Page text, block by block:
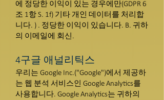
에 정당한 이익이 있는 경우에만(GDPR 6
조 1항 S. 1f) 기타 개인 데이터를 처리합
니다. ) . 정당한 이익이 있습니다. B. 귀하
의 이메일에 회신.
4구글 애널리틱스
우리는 Google Inc.("Google")에서 제공하
는 웹 분석 서비스인 Google Analytics를
사용합니다. Google Analytics는 귀하의